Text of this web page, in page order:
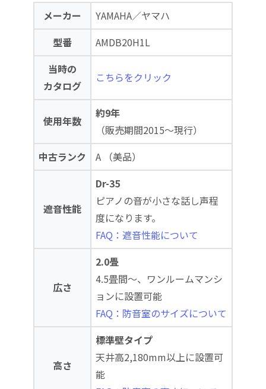
メーカー
YAMAHA／ヤマハ
型番
AMDB20H1L
当時の
カタログ
こちらをクリック
使用年数
約9年
（販売期間2015～現行）
中古ランク
A （美品）
遮音性能
Dr-35
ピアノの音が小さな話し声程
度になります。
FAQ：遮音性能について
広さ
2.0畳
4.5畳間～、ワンルームマンシ
ョンに設置可能
FAQ：防音室のサイズについて
高さ
標準壁タイプ
天井高2,180mm以上に設置可
能